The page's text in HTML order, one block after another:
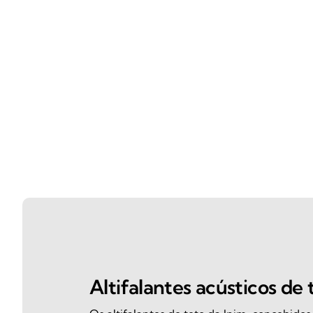
Altifalantes acústicos de